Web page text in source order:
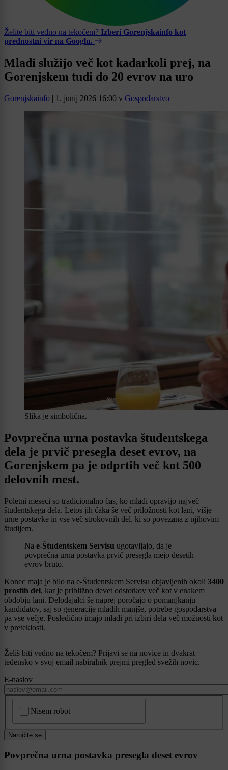
Želite biti vedno na tekočem? Izberi Gorenjskainfo kot
prednostni vir na Googlu.
Mladi služijo več kot kadarkoli prej, na
Gorenjskem tudi do 20 evrov na uro
Gorenjskainfo | 1. junij 2026 16:00 v Gospodarstvo
Slika je simbolična.
Povprečna urna postavka študentskega
dela je prvič presegla deset evrov, na
Gorenjskem pa je odprtih več kot 500
delovnih mest.
Poletni meseci so tradicionalno čas, ko mladi opravijo največ
študentskega dela. Letos jih čaka še več priložnosti kot lani, višje
urne postavke in vse več strokovnih del, ki so povezana z njihovim
študijem.
Na e-Študentskem Servisu ugotavljajo, da je
povprečna urna postavka prvič presegla mejo desetih
evrov bruto.
Konec maja je bilo na e-Študentskem Servisu objavljenih okoli 3400
prostih del, kar je približno devet odstotkov več kot v enakem
obdobju lani. Delodajalci še naprej poročajo o pomanjkanju
kandidatov, saj so generacije mladih manjše, potrebe gospodarstva
pa vse večje. Posledično imajo mladi pri izbiri dela več možnosti kot
v preteklosti.
Želiš biti vedno na tekočem? Prijavi se na novice in dvakrat
tedensko v svoj email nabiralnik prejmi pregled svežih novic.
E-naslov
Nisem robot
Naročite se
Povprečna urna postavka presegla deset evrov